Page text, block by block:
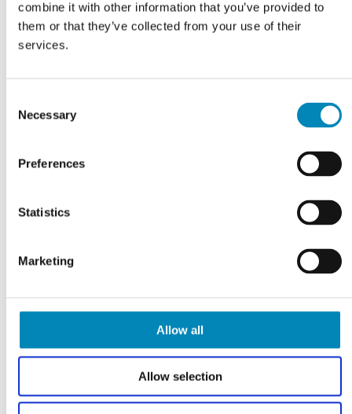
combine it with other information that you’ve provided to
them or that they’ve collected from your use of their
services.
Selection
Necessary
Preferences
Statistics
Marketing
Allow all
Allow selection
Professionel rådgivning